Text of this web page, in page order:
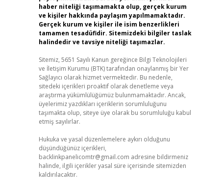
haber niteliği taşımamakta olup, gerçek kurum
ve kişiler hakkında paylaşım yapılmamaktadır.
Gerçek kurum ve kişiler ile isim benzerlikleri
tamamen tesadüfidir. Sitemizdeki bilgiler taslak
halindedir ve tavsiye niteliği taşımazlar.
Sitemiz, 5651 Sayılı Kanun gereğince Bilgi Teknolojileri
ve İletişim Kurumu (BTK) tarafından onaylanmış bir Yer
Sağlayıcı olarak hizmet vermektedir. Bu nedenle,
sitedeki içerikleri proaktif olarak denetleme veya
araştırma yükümlülüğümüz bulunmamaktadır. Ancak,
üyelerimiz yazdıkları içeriklerin sorumluluğunu
taşımakta olup, siteye üye olarak bu sorumluluğu kabul
etmiş sayılırlar.
Hukuka ve yasal düzenlemelere aykırı olduğunu
düşündüğünüz içerikleri,
backlinkpanelicomtr@gmail.com adresine bildirmeniz
halinde, ilgili içerikler yasal süre içerisinde sitemizden
kaldırılacaktır.